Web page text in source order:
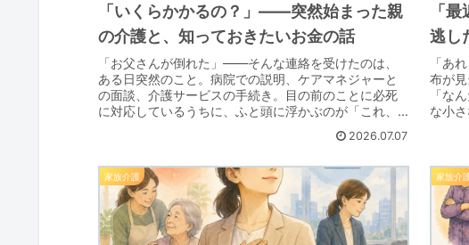
「いくらかかるの？」――突然始まった親
の介護と、知っておきたいお金の話
「お父さんが倒れた」――そんな連絡を受けたのは、
ある日突然のこと。病院での説明、ケアマネジャーと
の面談、介護サービスの手続き。目の前のことに必死
に対応しているうちに、ふと頭に浮かぶのが「これ、
2026.07.07
「
逃し
「あ
布が
「な
な小
家族介護 家族介